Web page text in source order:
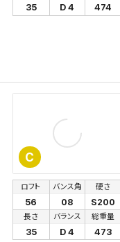
35 D 4 474
C
ロフト
56
バンス角
08
硬さ
S200
長さ
35
バランス
D 4
総重量
473